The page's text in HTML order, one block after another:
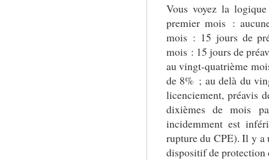
Vous voyez la
premier mois :
mois : 15 jours de
mois : 15 jours de
au vingt-quatrième
de 8% ; au delà du
licenciement, préavis
dixièmes de mois
incidemment est
rupture du CPE). Il y a
dispositif de protection